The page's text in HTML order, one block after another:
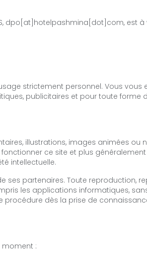
dpo[at]hotelpashmina[dot]com,
strictement personnel. Vous
publicitaires et pour toute
illustrations, images animées
ce site et plus
intellectuelle.
ses partenaires. Toute reproduction,
les applications informatiques,
procédure dès la prise de
moment :